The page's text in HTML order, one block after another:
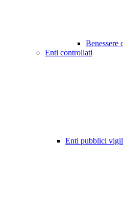
Benessere
Enti controllati
Enti pubblici